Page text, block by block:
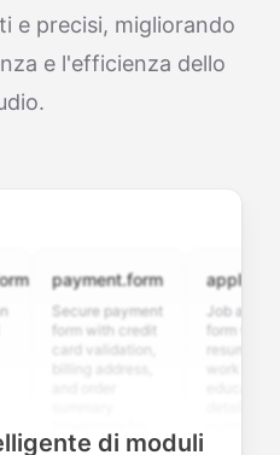
e precisi, migliorando
e l'efficienza dello
payment.form
Secure payment
form with credit
card validation,
smooth e-
Job application
form with
resume upload,
screening
di moduli